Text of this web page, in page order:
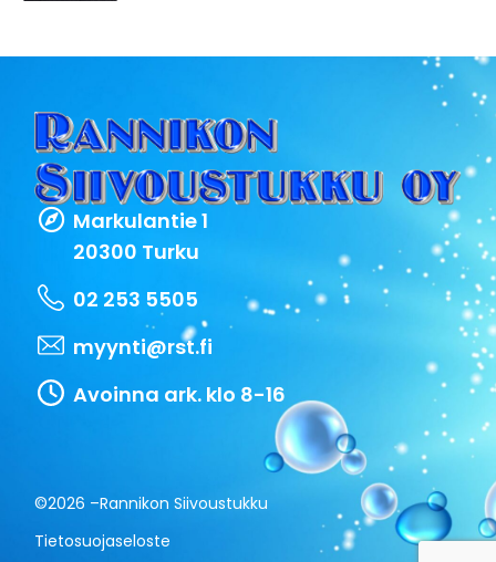
Markulantie 1
20300 Turku
02 253 5505
myynti@rst.fi
Avoinna ark. klo 8-16
©2026 –Rannikon Siivoustukku
Tietosuojaseloste